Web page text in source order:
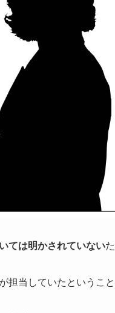
ては明かされていない
担当していたということ